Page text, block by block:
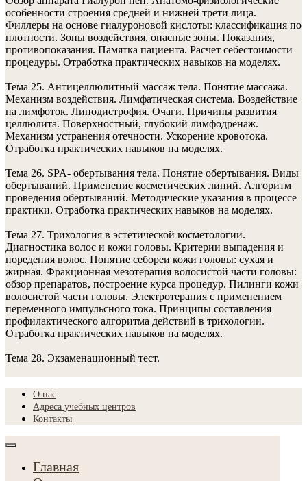
особенности строения средней и нижней трети лица.
Филлеры на основе гиалуроновой кислоты: классификация по
плотности. Зоны воздействия, опасные зоны. Показания,
противопоказания. Памятка пациента. Расчет себестоимости
процедуры. Отработка практических навыков на моделях.
Тема 25. Антицеллюлитный массаж тела. Понятие массажа.
Механизм воздействия. Лимфатическая система. Воздействие
на лимфоток. Липодистрофия. Очаги. Причины развития
целлюлита. Поверхностный, глубокий лимфодренаж.
Механизм устранения отечности. Ускорение кровотока.
Отработка практических навыков на моделях.
Тема 26. SPA- обертывания тела. Понятие обертывания. Виды
обертываний. Применение косметических линий. Алгоритм
проведения обертываний. Методические указания в процессе
практики. Отработка практических навыков на моделях.
Тема 27. Трихология в эстетической косметологии.
Диагностика волос и кожи головы. Критерии выпадения и
поредения волос. Понятие себореи кожи головы: сухая и
жирная. Фракционная мезотерапия волосистой части головы:
обзор препаратов, построение курса процедур. Пилинги кожи
волосистой части головы. Электротерапия с применением
переменного импульсного тока. Принципы составления
профилактического алгоритма действий в трихологии.
Отработка практических навыков на моделях.
Тема 28. Экзаменационный тест.
О нас
Адреса учебных центров
Контакты
Главная